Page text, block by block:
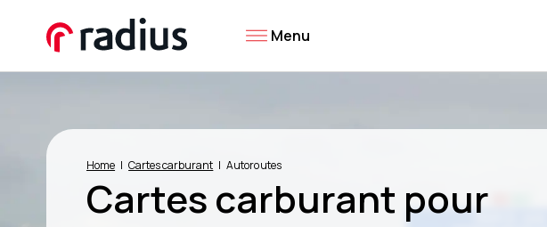
Menu
Home Cartes carburant Autoroutes
Cartes carburant pour